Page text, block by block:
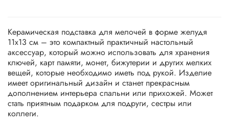
Керамическая подставка для мелочей в форме желудя
11х13 см – это компактный практичный настольный
аксессуар, который можно использовать для хранения
ключей, карт памяти, монет, бижутерии и других мелких
вещей, которые необходимо иметь под рукой. Изделие
имеет оригинальный дизайн и станет прекрасным
дополнением интерьера спальни или прихожей. Может
стать приятным подарком для подруги, сестры или
коллеги.